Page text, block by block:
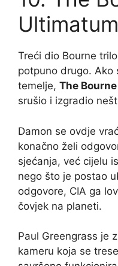
Treći dio Bourne
potpuno drugo. Ako
temelje, The
srušio i izgradio
Damon se ovdje
konačno želi
sjećanja, već cijelu
nego što je postao
odgovore, CIA ga
čovjek na planeti.
Paul Greengrass je
kameru koja se